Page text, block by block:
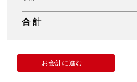
合 計
お会計に進む